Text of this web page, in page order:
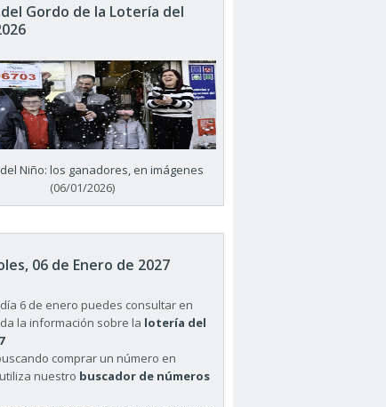
Gordo de la Lotería del
Niño: los ganadores, en imágenes
(06/01/2026)
06 de Enero de 2027
6 de enero puedes consultar en
la información sobre la lotería del
comprar un número en
nuestro buscador de números